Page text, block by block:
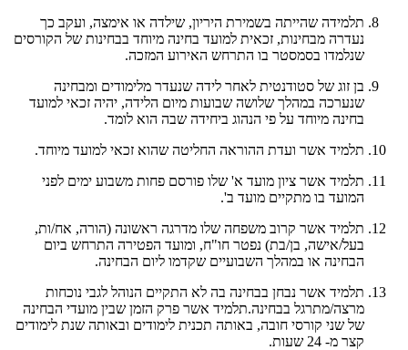
תלמידה שהייתה בשמירת היריון, שילדה או אימצה, ועקב כך
נעדרה מבחינות, זכאית למועד בחינה מיוחד בבחינות של הקורסים
שנלמדו בסמסטר בו התרחש האירוע המזכה.
בן זוג של סטודנטית לאחר לידה שנעדר מלימודים ומבחינה
שנערכה במהלך שלושה שבועות מיום הלידה, יהיה זכאי למועד
בחינה מיוחד על פי הנהוג ביחידה שבה הוא לומד.
תלמיד אשר ועדת ההוראה החליטה שהוא זכאי למועד מיוחד.
תלמיד אשר ציון מועד א' שלו פורסם פחות משבוע ימים לפני
המועד בו מתקיים מועד ב'.
תלמיד אשר קרוב משפחה שלו מדרגה ראשונה (הורה, אח/ות,
בעל/אישה, בן/בת) נפטר חו"ח, ומועד הפטירה התרחש ביום
הבחינה או במהלך השבועיים שקדמו ליום הבחינה.
תלמיד אשר נבחן בבחינה בה לא התקיים הנוהל לגבי נוכחות
מרצה/מתרגל בבחינה.תלמיד אשר פרק הזמן שבין מועדי הבחינה
של שני קורסי חובה, באותה תכנית לימודים ובאותה שנת לימודים
קצר מ- 24 שעות.​